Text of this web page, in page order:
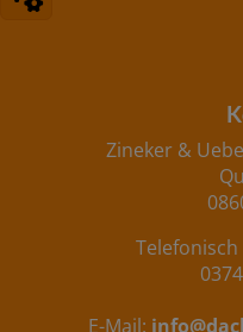
Footer -
Zineker &
E-Mail: